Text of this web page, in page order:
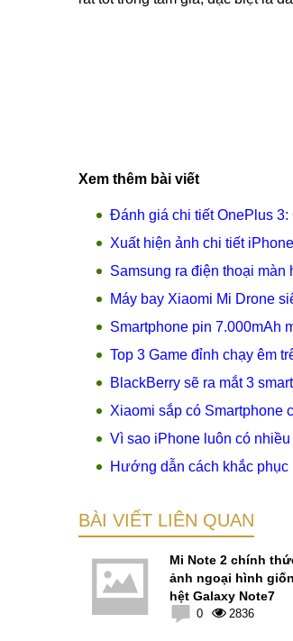
Xem thêm bài viết
Đánh giá chi tiết OnePlus
Xuất hiện ảnh chi tiết
Samsung ra điện thoại màn
Máy bay Xiaomi Mi Drone
Smartphone pin 7.000mAh
Top 3 Game đỉnh chạy êm
BlackBerry sẽ ra mắt 3
Xiaomi sắp có Smartphone
Vì sao iPhone luôn có
Hướng dẫn cách khắc
BÀI VIẾT LIÊN QUAN
Mi Note 2 chính
ảnh ngoại hình
hệt Galaxy Note7
0 2836